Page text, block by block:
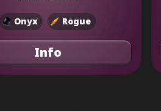
Onyx Rogue
Info